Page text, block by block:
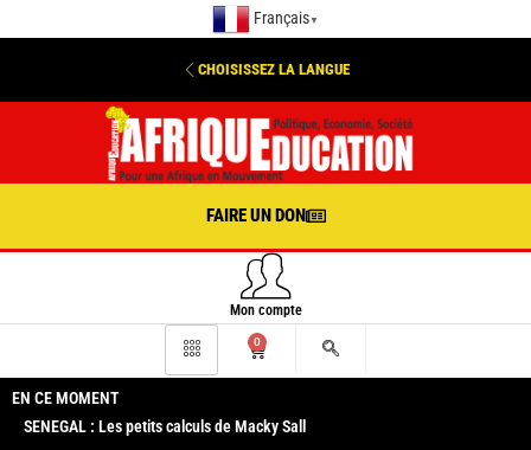
Français ▼
CHOISISSEZ LA LANGUE
FAIRE UN DON
Mon compte
0
EN CE MOMENT
SENEGAL : Les petits calculs de Macky Sall